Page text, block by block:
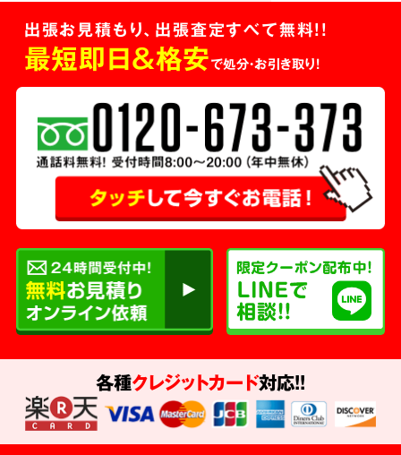
出張お見積もり、出張査定すべて無料!!
最短即日＆格安で処分・お引き取り！
各種クレジットカード対応!!